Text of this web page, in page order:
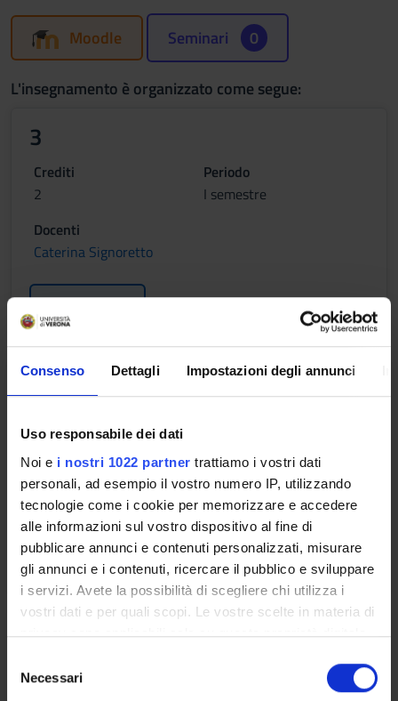
Consenso Dettagli Impostazioni degli annunci
Uso responsabile dei dati
Noi e i nostri 1022 partner trattiamo i vostri dati
personali, ad esempio il vostro numero IP, utilizzando
tecnologie come i cookie per memorizzare e accedere
alle informazioni sul vostro dispositivo al fine di
pubblicare annunci e contenuti personalizzati, misurare
gli annunci e i contenuti, ricercare il pubblico e sviluppare
i servizi. Avete la possibilità di scegliere chi utilizza i
vostri dati e per quali scopi. Le vostre scelte in materia di
privacy sono applicabili solo su questa proprietà digitale
modificare o revocare il proprio consenso in qualsiasi
momento dalla Dichiarazione sui cookie o facendo clic
Necessari
Moodle Seminari 0
L'insegnamento è organizzato come segue:
3
Crediti
2
Periodo
I semestre
Docenti
Caterina Signoretto
Orario Lezioni
2
2
Docenti
Maria Del Mar Lleo'Fernandez
Orario Lezioni
1
Crediti